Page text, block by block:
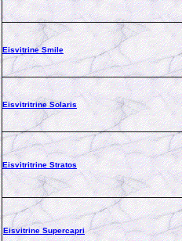
Eisvitrine Smile
Eisvitritrine Solaris
Eisvitritrine Stratos
Eisvitrine Supercapri